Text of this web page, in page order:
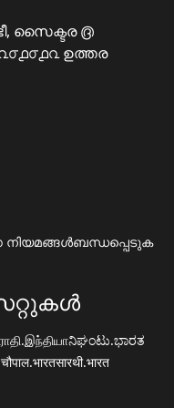
സൈക്ടര ൫
ഉത്തര
ബന്ധപ്പെടുക
ನಿಘಂಟು.ಭಾರತ
चौपाल.भारतसारथी.भारत